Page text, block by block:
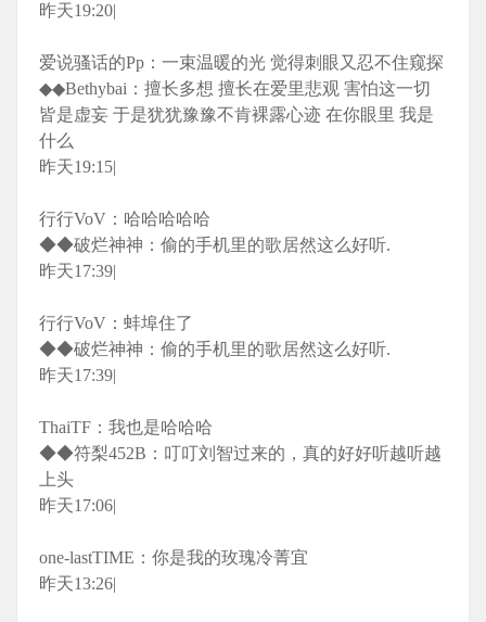
昨天19:20|
爱说骚话的Pp：一束温暖的光 觉得刺眼又忍不住窥探
◆◆Bethybai：擅长多想 擅长在爱里悲观 害怕这一切
皆是虚妄 于是犹犹豫豫不肯裸露心迹 在你眼里 我是
什么
昨天19:15|
行行VoV：哈哈哈哈哈
◆◆破烂神神：偷的手机里的歌居然这么好听.
昨天17:39|
行行VoV：蚌埠住了
◆◆破烂神神：偷的手机里的歌居然这么好听.
昨天17:39|
ThaiTF：我也是哈哈哈
◆◆符梨452B：叮叮刘智过来的，真的好好听越听越
上头
昨天17:06|
one-lastTIME：你是我的玫瑰冷菁宜
昨天13:26|